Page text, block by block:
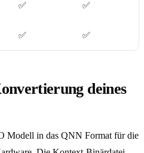
✅ ✅
✅ ✅
deines
Modell in das QNN Format für die